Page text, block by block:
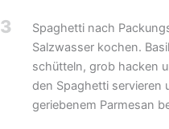
3
Spaghetti nach
Salzwasser kochen.
schütteln, grob hacken
den Spaghetti servieren
geriebenem Parmesan